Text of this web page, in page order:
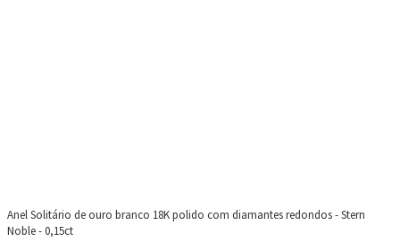
Anel Solitário de ouro branco 18K polido com diamantes redondos - Stern
Noble - 0,15ct